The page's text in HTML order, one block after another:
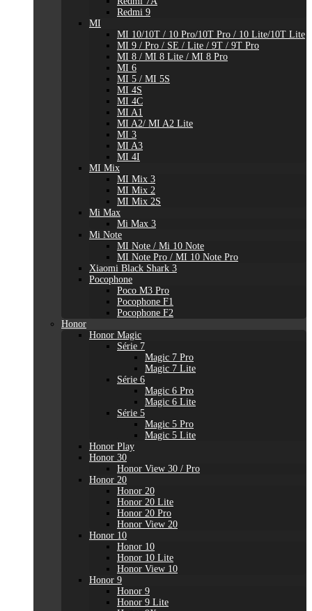
Redmi 9
MI
MI 10/10T / 10 Pro/10T Pro / 10 Lite/10T Lite
MI 9 / Pro / SE / Lite / 9T / 9T Pro
MI 8 / MI 8 Lite / MI 8 Pro
MI 6
MI 5 / MI 5S
MI 4S
MI 4C
MI A1
MI A2/ MI A2 Lite
MI 3
MI A3
MI 4I
MI Mix
MI Mix 3
MI Mix 2
MI Mix 2S
Mi Max
Mi Max 3
Mi Note
MI Note / Mi 10 Note
MI Note Pro / MI 10 Note Pro
Xiaomi Black Shark 3
Pocophone
Poco M3 Pro
Pocophone F1
Pocophone F2
Honor
Honor Magic
Série 7
Magic 7 Pro
Magic 7 Lite
Série 6
Magic 6 Pro
Magic 6 Lite
Série 5
Magic 5 Pro
Magic 5 Lite
Honor Play
Honor 30
Honor View 30 / Pro
Honor 20
Honor 20
Honor 20 Lite
Honor 20 Pro
Honor View 20
Honor 10
Honor 10
Honor 10 Lite
Honor View 10
Honor 9
Honor 9
Honor 9 Lite